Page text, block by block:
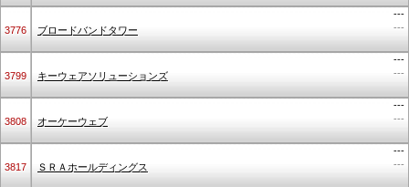
3776 ブロードバンドタワー
---
---
3799 キーウェアソリューションズ
---
---
3808 オーケーウェブ
---
---
3817 ＳＲＡホールディングス
---
---